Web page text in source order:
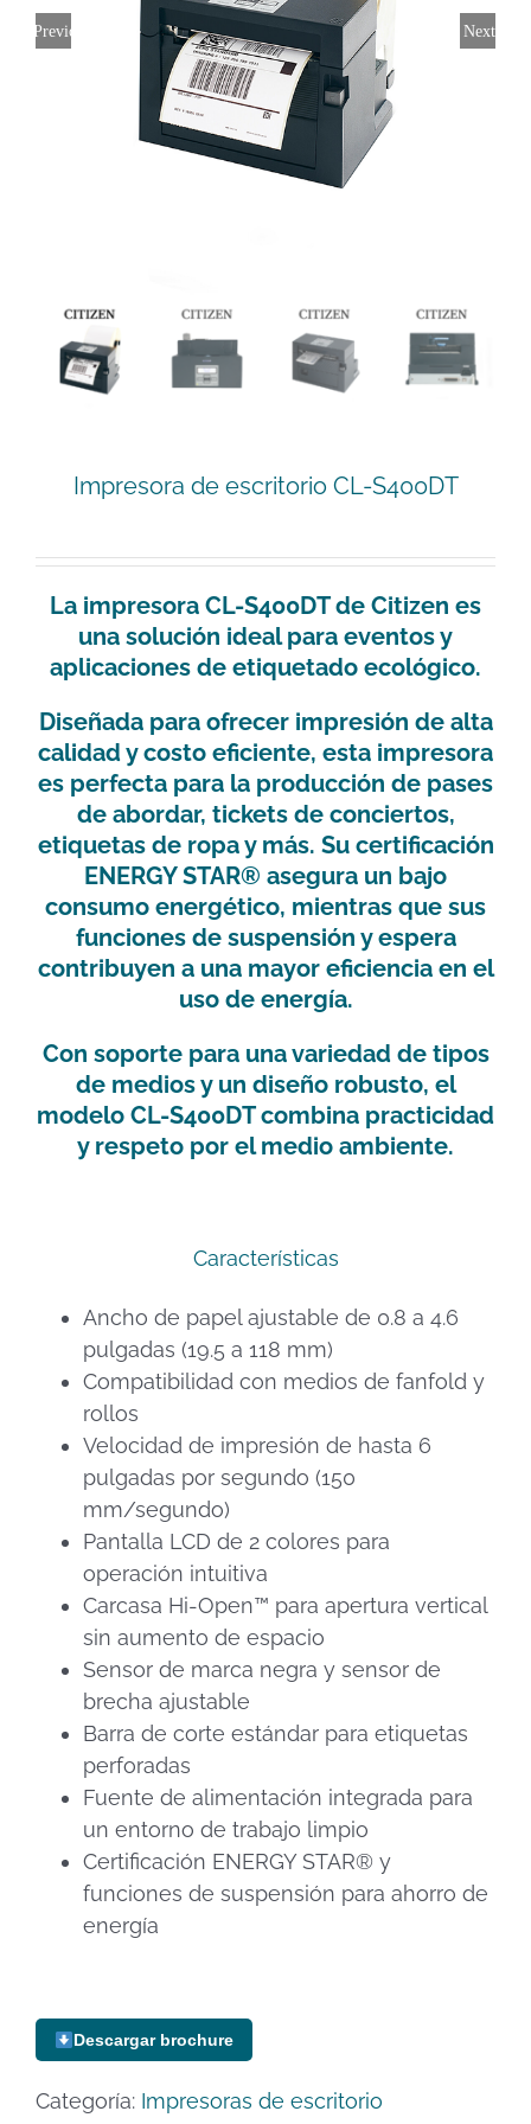
Previous Next
Impresora de escritorio CL-S400DT
La impresora CL-S400DT de Citizen es
una solución ideal para eventos y
aplicaciones de etiquetado ecológico.
Diseñada para ofrecer impresión de alta
calidad y costo eficiente, esta impresora
es perfecta para la producción de pases
de abordar, tickets de conciertos,
etiquetas de ropa y más. Su certificación
ENERGY STAR® asegura un bajo
consumo energético, mientras que sus
funciones de suspensión y espera
contribuyen a una mayor eficiencia en el
uso de energía.
Con soporte para una variedad de tipos
de medios y un diseño robusto, el
modelo CL-S400DT combina practicidad
y respeto por el medio ambiente.
Características
Ancho de papel ajustable de 0.8 a 4.6
pulgadas (19.5 a 118 mm)
Compatibilidad con medios de fanfold y
rollos
Velocidad de impresión de hasta 6
pulgadas por segundo (150
mm/segundo)
Pantalla LCD de 2 colores para
operación intuitiva
Carcasa Hi-Open™ para apertura vertical
sin aumento de espacio
Sensor de marca negra y sensor de
brecha ajustable
Barra de corte estándar para etiquetas
perforadas
Fuente de alimentación integrada para
un entorno de trabajo limpio
Certificación ENERGY STAR® y
funciones de suspensión para ahorro de
energía
Descargar brochure
Categoría: Impresoras de escritorio